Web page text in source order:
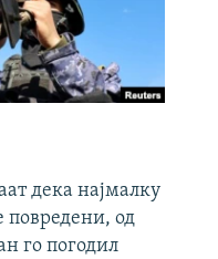
дека најмалку
повредени, од
го погодил